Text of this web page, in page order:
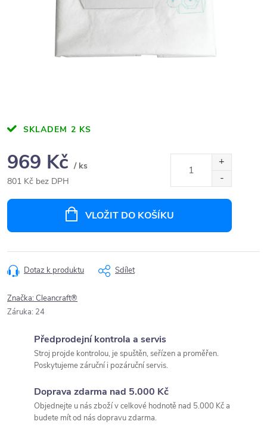
SKLADEM 2 KS
969 Kč / ks
801 Kč bez DPH
VLOŽIT DO KOŠÍKU
Dotaz k produktu Sdílet
Značka:Cleancraft®
Záruka: 24
Předprodejní kontrola a servis
Stroj projde kontrolou, je spuštěn, seřízen a proměřen.
Poskytujeme záruční i pozáruční servis.
Doprava zdarma nad 5.000 Kč
Objednejte u nás zboží v celkové hodnotě nad 5.000 Kč a
budete mít od nás dopravu zdarma.